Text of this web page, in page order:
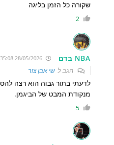
שקורה כל הזמן בליגה
2
NBA בדם 28/05/2026 17:35:08
הגב לשי אבן צור
לדעתי בתור גבוה הוא רצה
מנקודת המבט של הביגמן.
5